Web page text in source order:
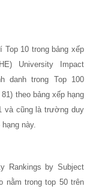
10 trong bảng xếp
University Impact
danh trong Top 100
theo bảng xếp hạng
và cũng là trường duy
này.
Rankings by Subject
nằm trong top 50 trên